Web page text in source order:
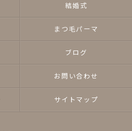
結婚式
まつ毛パーマ
ブログ
お問い合わせ
サイトマップ